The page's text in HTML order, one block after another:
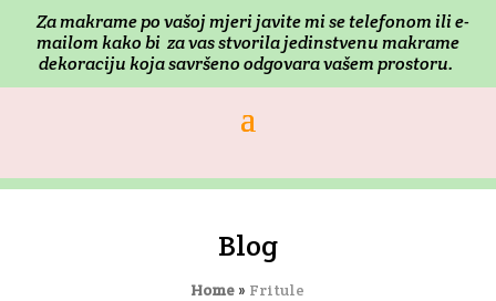
Za makrame po vašoj mjeri javite mi se telefonom ili e-
mailom kako bi za vas stvorila jedinstvenu makrame
dekoraciju koja savršeno odgovara vašem prostoru.
Blog
Home » Fritule